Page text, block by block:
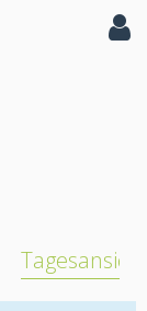
Tagesansicht